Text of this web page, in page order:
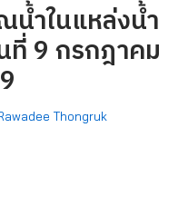
ำในแหล่งน้ำ
ที่ 9 กรกฎาคม
Thongruk